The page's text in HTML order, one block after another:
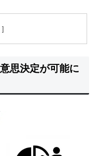
思決定が可能に